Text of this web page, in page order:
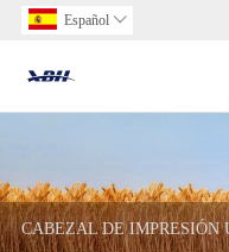
Español 
CABEZAL DE IMPRESIÓN